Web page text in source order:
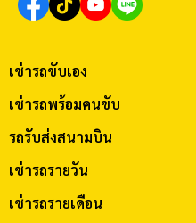
เช่ารถขับเอง
เช่ารถพร้อมคนขับ
รถรับส่งสนามบิน
เช่ารถรายวัน
เช่ารถรายเดือน